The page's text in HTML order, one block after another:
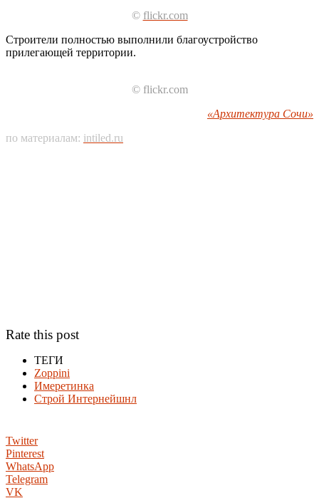
© flickr.com
Строители полностью выполнили благоустройство
прилегающей территории.
© flickr.com
«Архитектура Сочи»
по материалам: intiled.ru
Rate this post
ТЕГИ
Zoppini
Имеретинка
Строй Интернейшнл
Twitter
Pinterest
WhatsApp
Telegram
VK